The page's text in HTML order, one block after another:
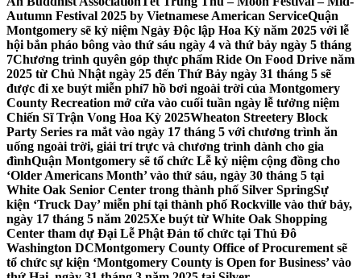
Autumn Festival 2025 by Vietnamese American ServiceQuận
Montgomery sẽ kỷ niệm Ngày Độc lập Hoa Kỳ năm 2025 với lễ
hội bắn pháo bông vào thứ sáu ngày 4 và thứ bảy ngày 5 tháng
7Chương trình quyên góp thực phẩm Ride On Food Drive năm
2025 từ Chủ Nhật ngày 25 đến Thứ Bảy ngày 31 tháng 5 sẽ
được đi xe buýt miễn phí7 hồ bơi ngoài trời của Montgomery
County Recreation mở cửa vào cuối tuần ngày lễ tưởng niệm
Chiến Sĩ Trận Vong Hoa Kỳ 2025Wheaton Streetery Block
Party Series ra mắt vào ngày 17 tháng 5 với chương trình ăn
uống ngoài trời, giải trí trực và chương trình dành cho gia
đìnhQuận Montgomery sẽ tổ chức Lễ kỷ niệm cộng đồng cho
‘Older Americans Month’ vào thứ sáu, ngày 30 tháng 5 tại
White Oak Senior Center trong thành phố Silver SpringSự
kiện ‘Truck Day’ miễn phí tại thành phố Rockville vào thứ bảy,
ngày 17 tháng 5 năm 2025Xe buýt từ White Oak Shopping
Center tham dự Đại Lễ Phật Đản tổ chức tại Thủ Đô
Washington DCMontgomery County Office of Procurement sẽ
tổ chức sự kiện ‘Montgomery County is Open for Business’ vào